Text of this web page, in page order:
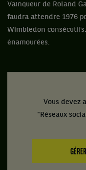
Vainqueur de Roland
faudra attendre 1976
Wimbledon
énamourées.
Vous devez
"Réseaux